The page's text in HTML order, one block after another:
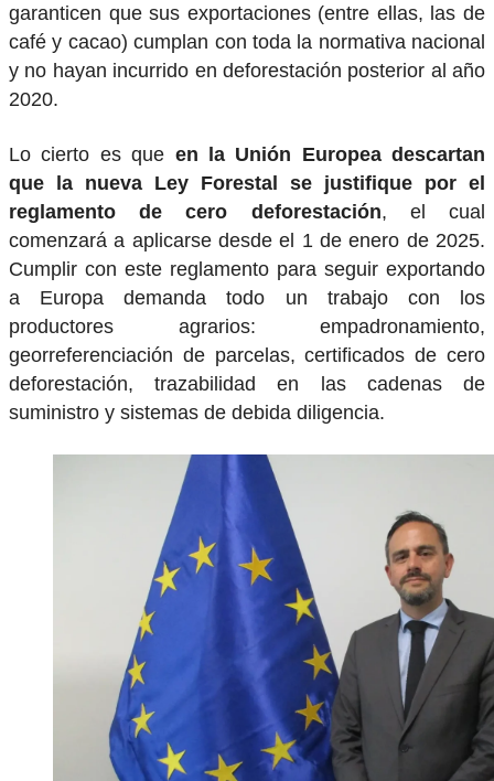
garanticen que sus exportaciones (entre ellas, las de
café y cacao) cumplan con toda la normativa nacional
y no hayan incurrido en deforestación posterior al año
2020.
Lo cierto es que en la Unión Europea descartan
que la nueva Ley Forestal se justifique por el
reglamento de cero deforestación, el cual
comenzará a aplicarse desde el 1 de enero de 2025.
Cumplir con este reglamento para seguir exportando
a Europa demanda todo un trabajo con los
productores agrarios: empadronamiento,
georreferenciación de parcelas, certificados de cero
deforestación, trazabilidad en las cadenas de
suministro y sistemas de debida diligencia.